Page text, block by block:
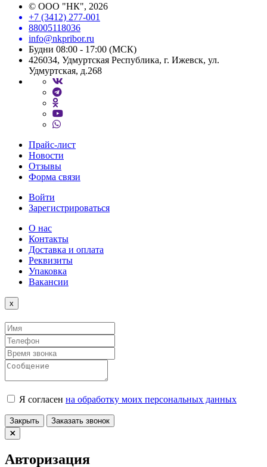
© ООО "НК", 2026
+7 (3412) 277-001
88005118036
info@nkpribor.ru
Будни 08:00 - 17:00 (МСК)
426034, Удмуртская Республика, г. Ижевск, ул.
Удмуртская, д.268
Прайс-лист
Новости
Отзывы
Форма связи
Войти
Зарегистрироваться
О нас
Контакты
Доставка и оплата
Реквизиты
Упаковка
Вакансии
x
Я согласен на обработку моих персональных данных
Закрыть Заказать звонок
Авторизация